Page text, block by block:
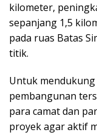
kilometer,
sepanjang 1,5
pada ruas Batas
titik.
Untuk
pembangunan
para camat dan
proyek agar aktif